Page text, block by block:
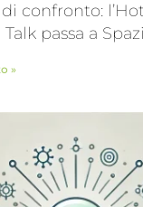
confronto:
passa a
»